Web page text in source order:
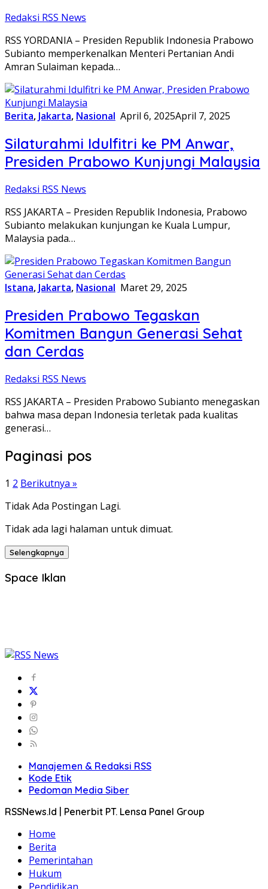
Redaksi RSS News
RSS YORDANIA – Presiden Republik Indonesia Prabowo
Subianto memperkenalkan Menteri Pertanian Andi
Amran Sulaiman kepada…
Berita, Jakarta, Nasional April 6, 2025April 7, 2025
Silaturahmi Idulfitri ke PM Anwar,
Presiden Prabowo Kunjungi Malaysia
Redaksi RSS News
RSS JAKARTA – Presiden Republik Indonesia, Prabowo
Subianto melakukan kunjungan ke Kuala Lumpur,
Malaysia pada…
Istana, Jakarta, Nasional Maret 29, 2025
Presiden Prabowo Tegaskan
Komitmen Bangun Generasi Sehat
dan Cerdas
Redaksi RSS News
RSS JAKARTA – Presiden Prabowo Subianto menegaskan
bahwa masa depan Indonesia terletak pada kualitas
generasi…
Paginasi pos
1 2 Berikutnya »
Tidak Ada Postingan Lagi.
Tidak ada lagi halaman untuk dimuat.
Selengkapnya
Space Iklan
Manajemen & Redaksi RSS
Kode Etik
Pedoman Media Siber
RSSNews.Id | Penerbit PT. Lensa Panel Group
Home
Berita
Pemerintahan
Hukum